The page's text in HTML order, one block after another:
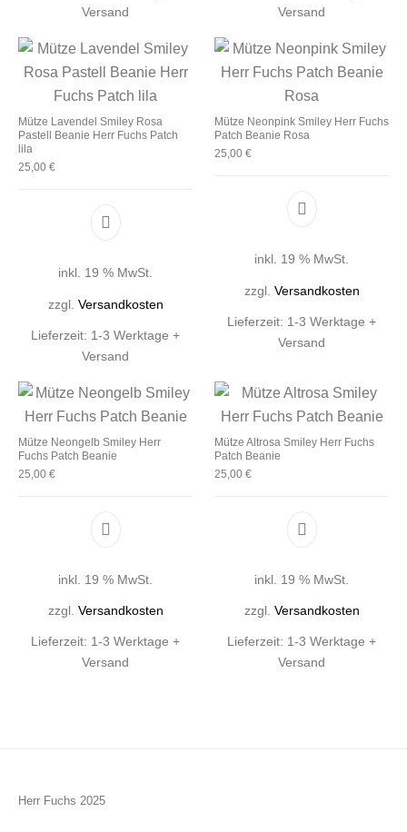
Versand
Versand
Mütze Lavendel Smiley Rosa
Pastell Beanie Herr Fuchs Patch
lila
25,00 €
inkl. 19 % MwSt.
zzgl. Versandkosten
Lieferzeit: 1-3 Werktage +
Versand
Mütze Neonpink Smiley Herr Fuchs
Patch Beanie Rosa
25,00 €
inkl. 19 % MwSt.
zzgl. Versandkosten
Lieferzeit: 1-3 Werktage +
Versand
Mütze Neongelb Smiley Herr
Fuchs Patch Beanie
25,00 €
inkl. 19 % MwSt.
zzgl. Versandkosten
Lieferzeit: 1-3 Werktage +
Versand
Mütze Altrosa Smiley Herr Fuchs
Patch Beanie
25,00 €
inkl. 19 % MwSt.
zzgl. Versandkosten
Lieferzeit: 1-3 Werktage +
Versand
Herr Fuchs 2025